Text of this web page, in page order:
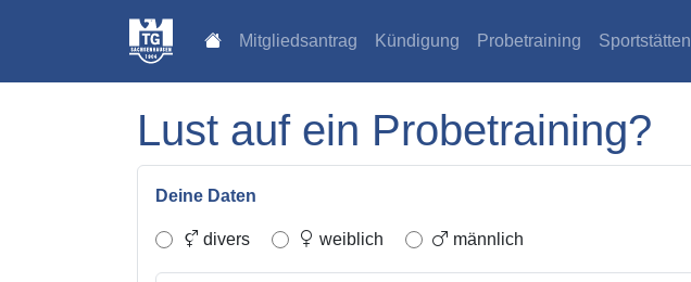
Mitgliedsantrag Kündigung Probetraining Sportstätten
Lust auf ein Probetraining?
Deine Daten
divers weiblich männlich